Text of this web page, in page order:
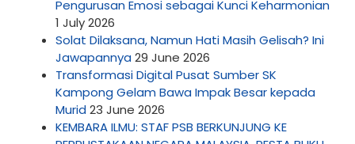
Pengurusan Emosi sebagai Kunci Keharmonian
1 July 2026
Solat Dilaksana, Namun Hati Masih Gelisah? Ini
Jawapannya 29 June 2026
Transformasi Digital Pusat Sumber SK
Kampong Gelam Bawa Impak Besar kepada
Murid 23 June 2026
KEMBARA ILMU: STAF PSB BERKUNJUNG KE